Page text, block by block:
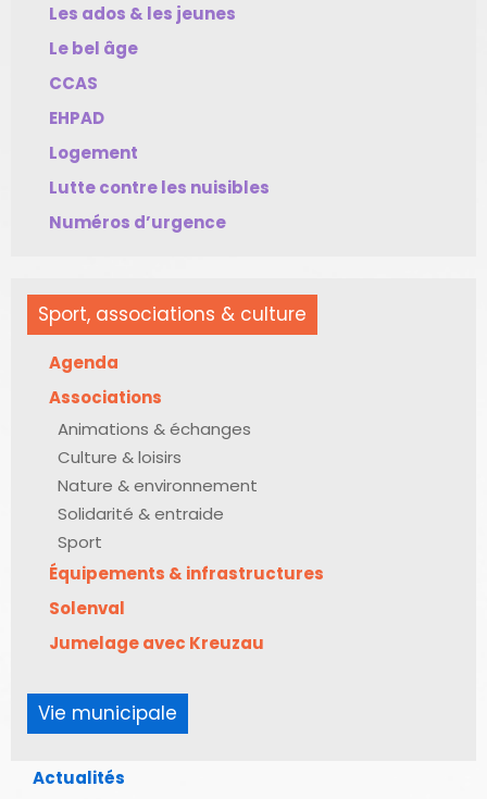
Les ados & les jeunes
Le bel âge
CCAS
EHPAD
Logement
Lutte contre les nuisibles
Numéros d’urgence
Sport, associations & culture
Agenda
Associations
Animations & échanges
Culture & loisirs
Nature & environnement
Solidarité & entraide
Sport
Équipements & infrastructures
Solenval
Jumelage avec Kreuzau
Vie municipale
Actualités